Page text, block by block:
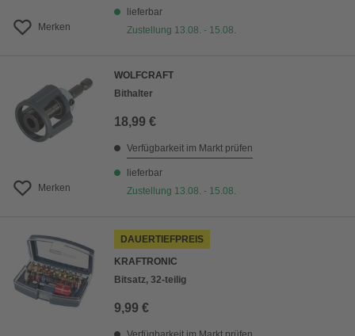
Merken
lieferbar
Zustellung 13.08. - 15.08.
Merken
WOLFCRAFT
Bithalter
18,99 €
Verfügbarkeit im Markt prüfen
lieferbar
Zustellung 13.08. - 15.08.
DAUERTIEFPREIS
KRAFTRONIC
Bitsatz, 32-teilig
9,99 €